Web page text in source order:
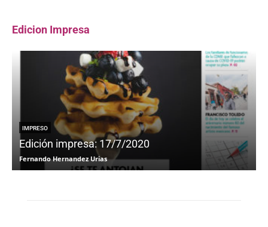
Edicion Impresa
IMPRESO
Edición impresa: 17/7/2020
Fernando Hernandez Urias